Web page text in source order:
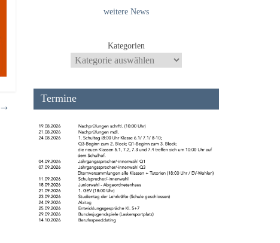
→
weitere News
Kategorien
Termine